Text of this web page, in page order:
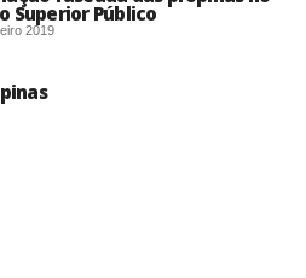
Superior Público
2019